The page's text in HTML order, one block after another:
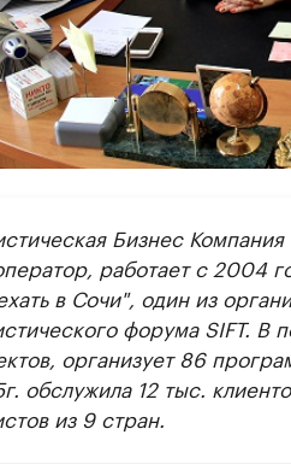
Бизнес
работает с 2004
в Сочи", один из
форума SIFT. В
организует 86
обслужила 12 тыс.
из 9 стран.